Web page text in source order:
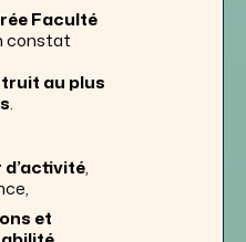
Faculté
constat
au plus
.
,
et